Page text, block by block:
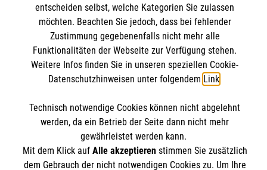
Malteserorden
Malteser Jugend
Malteser International
Sharepoint
Spendenkonto
Empfänger: Malteser Hilfsdienst e.V.
IBAN: DE54370601201201206010
BIC: GENODED1PA7
Soziale Netzwerke
Der Malteser Hilfsdienst e.V. ist als eingetragene
entscheiden selbst, welche Kategorien Sie zulassen
möchten. Beachten Sie jedoch, dass bei fehlender
Zustimmung gegebenenfalls nicht mehr alle
Funktionalitäten der Webseite zur Verfügung stehen.
Weitere Infos finden Sie in unseren speziellen Cookie-
Datenschutzhinweisen unter folgendem Link.
Technisch notwendige Cookies können nicht abgelehnt
werden, da ein Betrieb der Seite dann nicht mehr
gewährleistet werden kann.
Mit dem Klick auf Alle akzeptierenstimmen Sie zusätzlich
dem Gebrauch der nicht notwendigen Cookies zu. Um Ihre